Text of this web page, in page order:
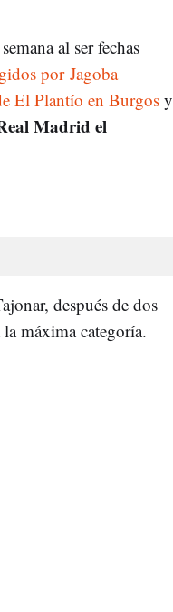
al ser fechas
por Jagoba
El Plantío en Burgos y
Madrid el
después de dos
máxima categoría.